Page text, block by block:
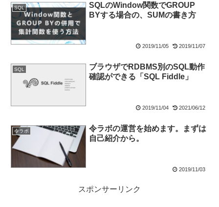
SQL
SQLのWindow関数でGROUP
BYする場合の、SUMの書き方
2019/11/05 2019/11/07
SQL
ブラウザでRDBMS別のSQL動作
確認ができる「SQL Fiddle」
2019/11/04 2021/06/12
令ラボ
令ラボの運営を始めます。まずは
自己紹介から。
2019/11/03
スポンサーリンク